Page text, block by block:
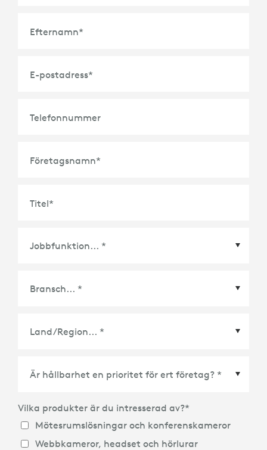
Efternamn*
E-postadress*
Telefonnummer
Företagsnamn*
Titel*
Land/Region
Vilka produkter är du intresserad av?*
Mötesrumslösningar och konferenskameror
Webbkameror, headset och hörlurar